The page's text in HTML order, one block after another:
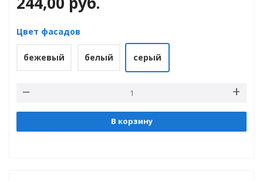
Цвет фасадов
бежевый белый серый
В корзину